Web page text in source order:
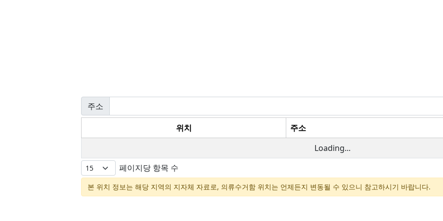
주소
위치
주소
Loading...
페이지당 항목 수
본 위치 정보는 해당 지역의 지자체 자료로, 의류수거함 위치는 언제든지 변동될 수 있으니 참고하시기 바랍니다.